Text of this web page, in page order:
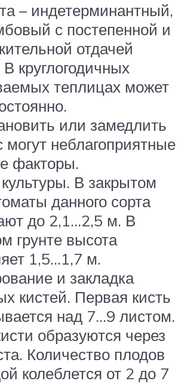
– индетерминантный,
с постепенной и
отдачей
круглогодичных
теплицах может
или замедлить
могут неблагоприятные
факторы.
В закрытом
данного сорта
до 2,1…2,5 м. В
грунте высота
1,5…1,7 м.
и закладка
кистей. Первая кисть
над 7…9 листом.
образуются через
Количество плодов
колеблется от 2 до 7